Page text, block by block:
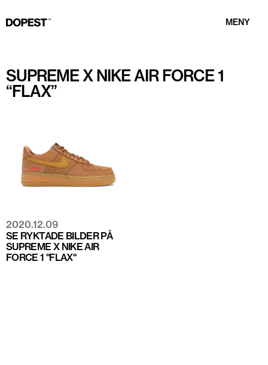
MENY
SUPREME X NIKE AIR FORCE 1
“FLAX”
2020.12.09
SE RYKTADE BILDER PÅ
SUPREME X NIKE AIR
FORCE 1 "FLAX"